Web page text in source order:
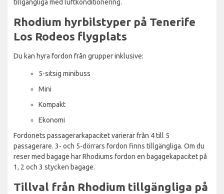
tillgängliga med luftkonditionering.
Rhodium hyrbilstyper på Tenerife
Los Rodeos flygplats
Du kan hyra fordon från grupper inklusive:
5-sitsig minibuss
Mini
Kompakt
Ekonomi
Fordonets passagerarkapacitet varierar från 4 till 5
passagerare. 3- och 5-dörrars fordon finns tillgängliga. Om du
reser med bagage har Rhodiums fordon en bagagekapacitet på
1, 2 och 3 stycken bagage.
Tillval från Rhodium tillgängliga på